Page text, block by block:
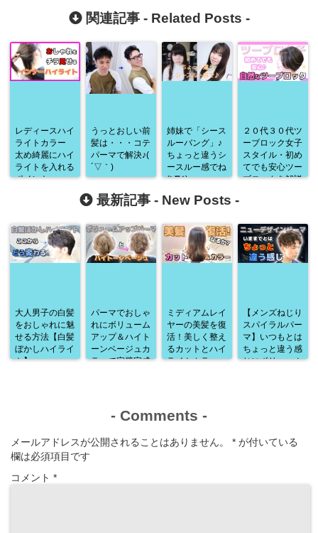
関連記事 - Related Posts -
レディースハイ
ライトカラー
太め綺麗にハイ
ライトを入れる
ポイント
うっとおしい前
髪は・・・コテ
パーマで解決♪(
´▽｀)
姉妹で「シース
ルーバング」♪
ちょっと違うシ
ースルー感でね
(≧∇≦)
２０代３０代ツ
ーブロック女子
スタイル・初め
てでも安心ツー
ブロックを解説
最新記事 - New Posts -
大人男子の白髪
をおしゃれに魅
せる方法【白髪
ぼかしハイライ
ト】
パーマでおしゃ
れにボリューム
アップ＆ハイト
ーンベージュカ
ラーで完璧完成
ミディアムレイ
ヤーの美髪を復
活！美しく整え
るカットとハイ
ライトカラー
【メンズねじり
スパイラルパー
マ】いつもとは
ちょっと違う感
じにボリューム
- Comments -
メールアドレスが公開されることはありません。 * が付いている
欄は必須項目です
コメント *